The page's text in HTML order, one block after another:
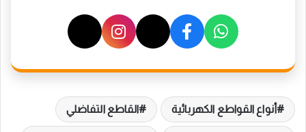
أنواع القواطع الكهربائية القاطع التفاضلي